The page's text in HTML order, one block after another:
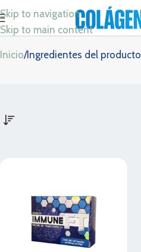
Skip to navigation
Skip to main content
Maitake
Inicio Ingredientes del producto